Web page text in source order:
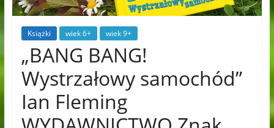
Książki wiek 6+ wiek 9+
„BANG BANG!
Wystrzałowy samochód”
Ian Fleming